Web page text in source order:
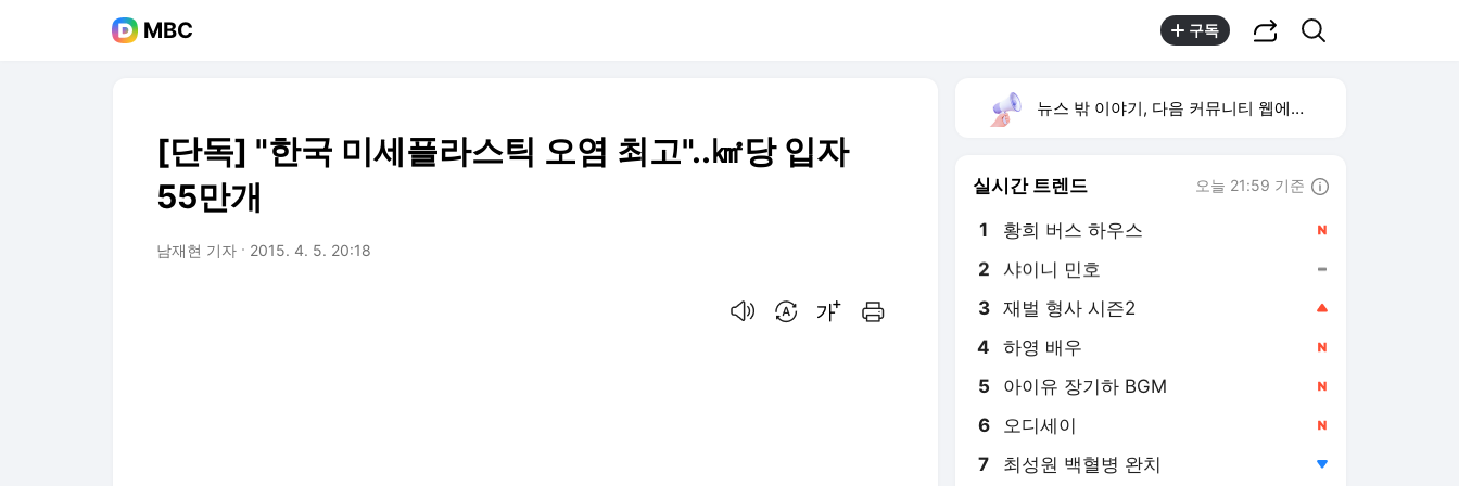
MBC 구독
[단독] "한국 미세플라스틱 오염 최고"..㎢당 입자
55만개
남재현 기자 2015. 4. 5. 20:18
뉴스 밖 이야기, 다음 커뮤니티 웹에서 보기
실시간 트렌드 오늘 21:59 기준
1 황희 버스 하우스
2 샤이니 민호
3 재벌 형사 시즌2
4 하영 배우
5 아이유 장기하 BGM
6 오디세이
7 최성원 백혈병 완치